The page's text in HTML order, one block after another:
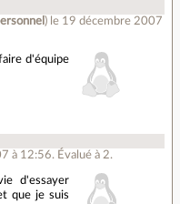
) le 19 décembre 2007
d'équipe
à 12:56. Évalué à 2.
d'essayer
que je suis